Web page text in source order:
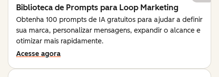
Biblioteca de Prompts para Loop Marketing
Obtenha 100 prompts de IA gratuitos para ajudar a definir
sua marca, personalizar mensagens, expandir o alcance e
otimizar mais rapidamente.
Acesse agora